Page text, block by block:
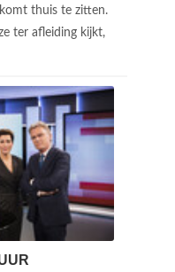
thuis te zitten.
ter afleiding kijkt,